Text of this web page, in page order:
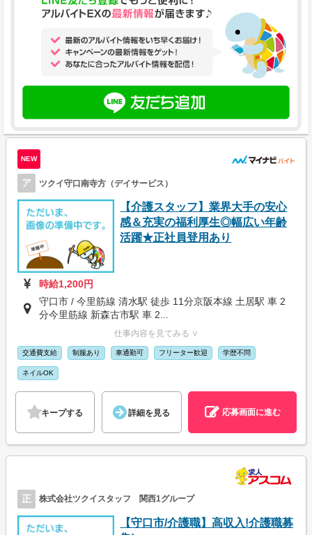
NEW
ア ツクイ守口南寺方（デイサービス）
【介護スタッフ】業界大手の安心
感＆充実の福利厚生◎幅広い年齢
活躍★正社員登用あり
時給1,200円
守口市 / 今里筋線 清水駅 徒歩 11分京阪本線 土居駅 車 2
分今里筋線 新森古市駅 車 2...
仕事内容を見てみる ∨
交通費支給 制服あり 車通勤可 フリーター歓迎 学歴不問
ネイルOK
キープする 詳細を見る 応募画面に進む
正 株式会社ツクイスタッフ 関西1グループ
【守口市/介護職】高収入!介護職募